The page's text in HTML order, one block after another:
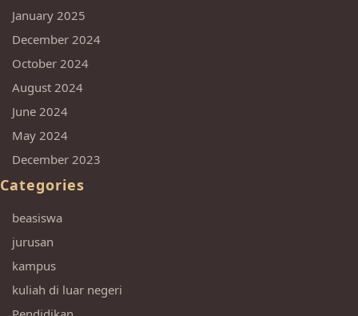
January 2025
December 2024
October 2024
August 2024
June 2024
May 2024
December 2023
Categories
beasiswa
jurusan
kampus
kuliah di luar negeri